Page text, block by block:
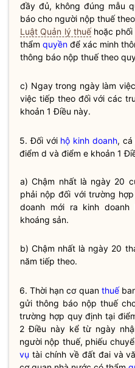
đầy đủ, không đúng mẫu
báo cho người nộp thuế
Luật Quản lý thuếhoặc phối
thẩm quyền để xác minh
thông báo nộp thuếtheo
c) Ngay trong ngày làm
việc tiếp theo đối với các
khoản 1 Điều này.
5. Đối với hộ kinh doanh, cá
điểm d và điểm e khoản 1
a) Chậm nhất là ngày 20
phải nộp đối với trường hợp
doanh mới ra kinh
khoáng sản.
b) Chậm nhất là ngày 20
năm tiếp theo.
6. Thời hạn cơ quan thuế
gửi thông báo nộpthuế
trường hợp quy định tại
2 Điều này kể từ ngày
người nộp thuế, phiếu
vụ tài chính về đất đai và